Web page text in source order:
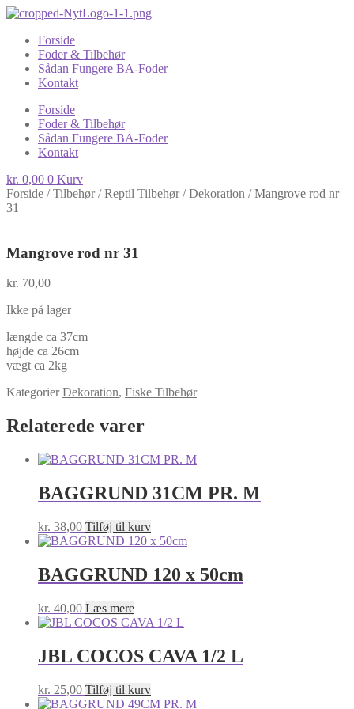
Forside
Foder & Tilbehør
Sådan Fungere BA-Foder
Kontakt
Forside
Foder & Tilbehør
Sådan Fungere BA-Foder
Kontakt
kr. 0,00 0 Kurv
Forside /Tilbehør/Reptil Tilbehør/Dekoration /Mangrove rod nr
31
Mangrove rod nr 31
kr. 70,00
Ikke på lager
længde ca 37cm
højde ca 26cm
vægt ca 2kg
Kategorier Dekoration, Fiske Tilbehør
Relaterede varer
BAGGRUND 31CM PR. M
kr. 38,00 Tilføj til kurv
BAGGRUND 120 x 50cm
kr. 40,00 Læs mere
JBL COCOS CAVA 1/2 L
kr. 25,00 Tilføj til kurv